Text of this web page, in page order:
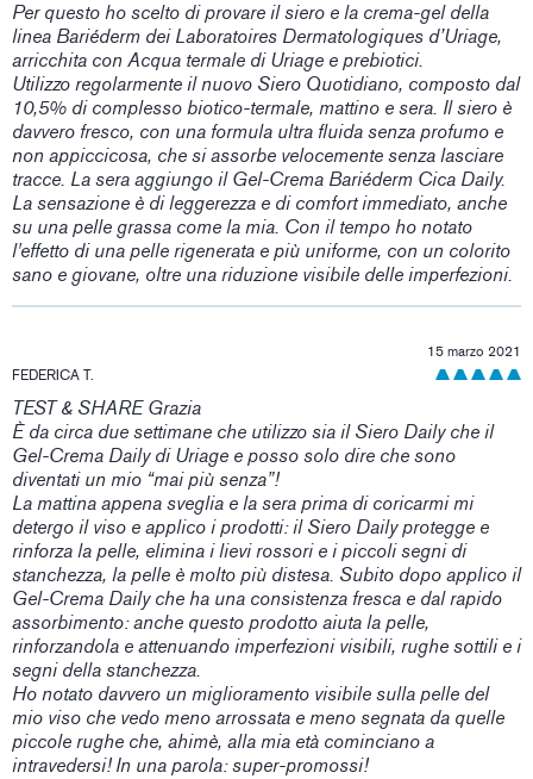
Per questo ho scelto di provare il siero e la crema-gel della
linea Bariéderm dei Laboratoires Dermatologiques d’Uriage,
arricchita con Acqua termale di Uriage e prebiotici.
Utilizzo regolarmente il nuovo Siero Quotidiano, composto dal
10,5% di complesso biotico-termale, mattino e sera. Il siero è
davvero fresco, con una formula ultra fluida senza profumo e
non appiccicosa, che si assorbe velocemente senza lasciare
tracce. La sera aggiungo il Gel-Crema Bariéderm Cica Daily.
La sensazione è di leggerezza e di comfort immediato, anche
su una pelle grassa come la mia. Con il tempo ho notato
l'effetto di una pelle rigenerata e più uniforme, con un colorito
sano e giovane, oltre una riduzione visibile delle imperfezioni.
FEDERICA T.
15 marzo 2021
TEST & SHARE Grazia
È da circa due settimane che utilizzo sia il Siero Daily che il
Gel-Crema Daily di Uriage e posso solo dire che sono
diventati un mio “mai più senza”!
La mattina appena sveglia e la sera prima di coricarmi mi
detergo il viso e applico i prodotti: il Siero Daily protegge e
rinforza la pelle, elimina i lievi rossori e i piccoli segni di
stanchezza, la pelle è molto più distesa. Subito dopo applico il
Gel-Crema Daily che ha una consistenza fresca e dal rapido
assorbimento: anche questo prodotto aiuta la pelle,
rinforzandola e attenuando imperfezioni visibili, rughe sottili e i
segni della stanchezza.
Ho notato davvero un miglioramento visibile sulla pelle del
mio viso che vedo meno arrossata e meno segnata da quelle
piccole rughe che, ahimè, alla mia età cominciano a
intravedersi! In una parola: super-promossi!